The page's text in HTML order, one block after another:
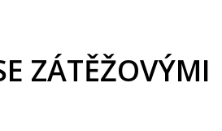
ZÁTĚŽOVÝMI